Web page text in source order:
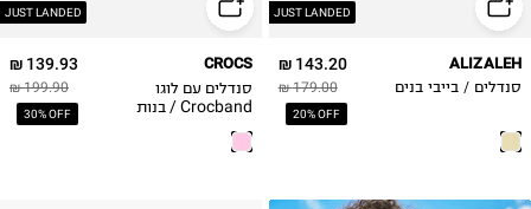
JUST LANDED
143.20 ₪
179.00 ₪
20% OFF
ALIZALEH
סנדלים / בייבי בנים
JUST LANDED 27-28
139.93 ₪
199.90 ₪
30% OFF
CROCS
סנדלים עם לוגו
Crocband / בנות